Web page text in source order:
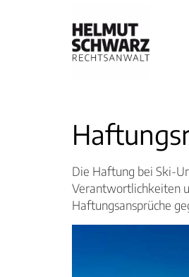
Die Haftung bei Ski-
Verantwortlichkeiten
Haftungsansprüche